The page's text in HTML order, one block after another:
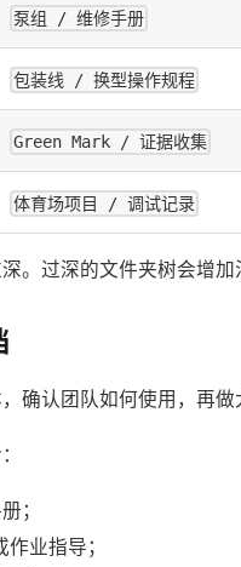
泵组 / 维修手册
包装线 / 换型操作规程
Green Mark / 证据收集
体育场项目 / 调试记录
。过深的文件夹树会增加
确认团队如何使用，再做
；
业指导；